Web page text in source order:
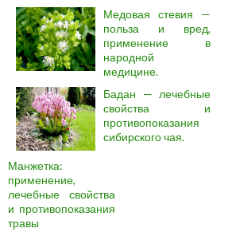
Медовая стевия —
польза и вред,
применение в
народной
медицине.
Бадан — лечебные
свойства и
противопоказания
сибирского чая.
Манжетка:
применение,
лечебные свойства
и противопоказания
травы